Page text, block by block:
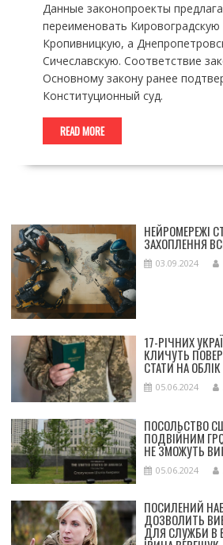
Данные законопроекты
переименовать Кировоградскую
Кропивницкую, а
Сичеславскую. Соответствие
Основному закону ранее
Конституционный суд.
READ MORE
НЕЙРОМЕРЕЖІ
ЗАХОПЛЕННЯ
03.09.2024
17-РІЧНИХ
КЛИЧУТЬ
СТАТИ НА
05.06.2024
ПОСОЛЬСТВО
ПОДВІЙНИМ
НЕ ЗМОЖУТЬ
05.06.2024
ПОСИЛЕНИЙ
ДОЗВОЛИТЬ
ДЛЯ СЛУЖБИ В